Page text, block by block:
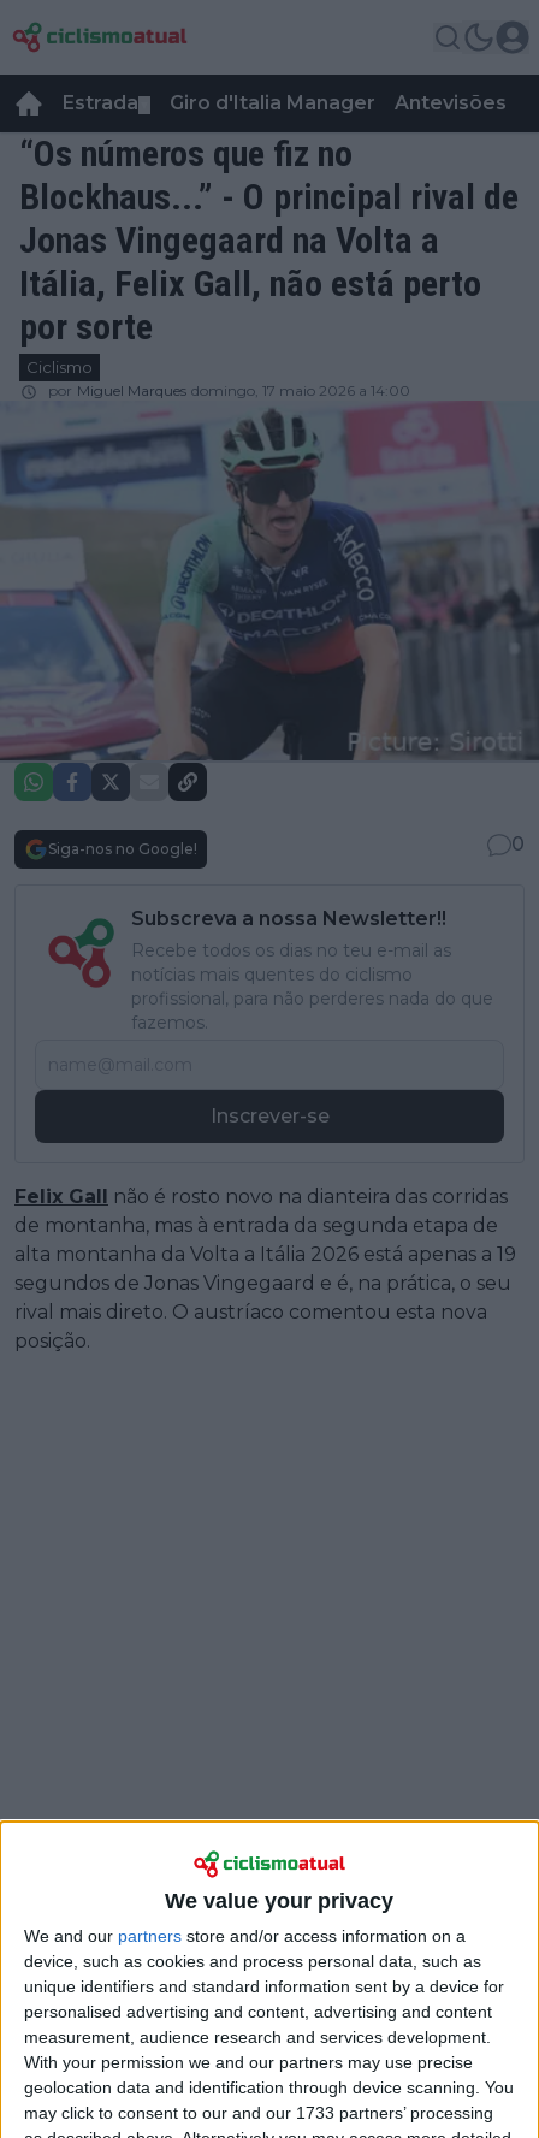
We value your privacy
We and our partners store and/or access information on a
device, such as cookies and process personal data, such as
unique identifiers and standard information sent by a device for
personalised advertising and content, advertising and content
measurement, audience research and services development.
With your permission we and our partners may use precise
geolocation data and identification through device scanning. You
may click to consent to our and our 1733 partners’ processing
Estrada Giro d'Italia Manager Antevisões
“Os números que fiz no
Blockhaus...” - O principal rival de
Jonas Vingegaard na Volta a
Itália, Felix Gall, não está perto
por sorte
Ciclismo
por Miguel Marques domingo, 17 maio 2026 a 14:00
Siga-nos no Google! 0
Subscreva a nossa Newsletter!!
Recebe todos os dias no teu e-mail as
notícias mais quentes do ciclismo
profissional, para não perderes nada do que
fazemos.
Inscrever-se
Felix Gall não é rosto novo na dianteira das corridas
de montanha, mas à entrada da segunda etapa de
alta montanha da Volta a Itália 2026 está apenas a 19
segundos de Jonas Vingegaard e é, na prática, o seu
rival mais direto. O austríaco comentou esta nova
posição.
provisória ao pódio da corrida, apesar de Afonso
Eulálio manter a maglia rosa. A monstruosa ascensão
dos Apeninos abriu grandes diferenças e Gall foi o
único corredor a terminar a menos de um minuto do
vencedor Jonas Vingegaard.
“Ele é o melhor, o corredor de Grandes Voltas que
temos a seguir ao Tadej”, avaliou Gall ao
Domestique. “E, quero dizer, não é como se o tivesse
batido ontem. Ele foi mais rápido. Também é melhor